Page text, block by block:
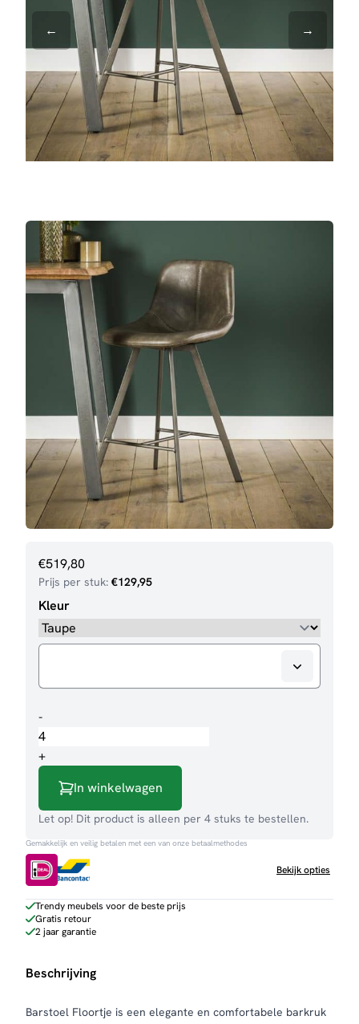
€519,80
Prijs per stuk: €129,95
Kleur
-Barstoel
Floortje
aantal
+
In winkelwagen
Let op! Dit product is alleen per 4 stuks te bestellen.
Gemakkelijk en veilig betalen met een van onze betaalmethodes
Bekijk opties
Trendy meubels voor de beste prijs
Gratis retour
2 jaar garantie
Beschrijving
Barstoel Floortje is een elegante en comfortabele barkruk